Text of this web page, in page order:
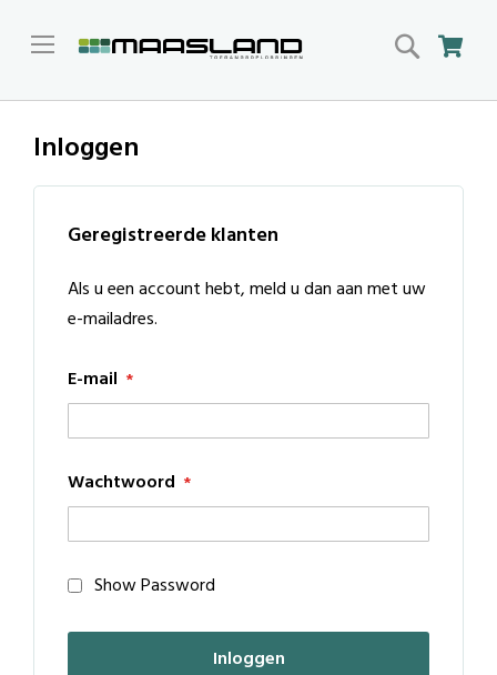
Search
Inloggen
Geregistreerde klanten
Als u een account hebt, meld u dan aan met uw
e-mailadres.
E-mail
Wachtwoord
Show Password
Inloggen